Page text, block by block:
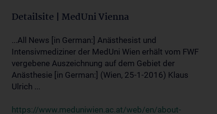
Detailsite | MedUni Vienna
...All News [in German:] Anästhesist und
Intensivmediziner der MedUni Wien erhält vom FWF
vergebene Auszeichnung auf dem Gebiet der
Anästhesie [in German:] (Wien, 25-1-2016) Klaus
Ulrich ...
https://www.meduniwien.ac.at/web/en/about-